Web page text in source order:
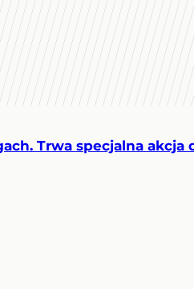
Trwa specjalna akcja